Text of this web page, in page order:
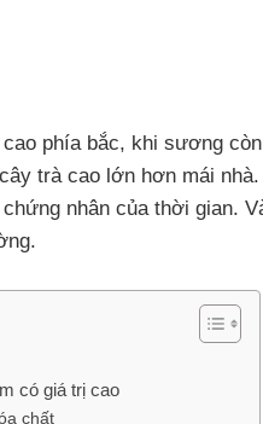
phía bắc, khi sương
trà cao lớn hơn mái
nhân của thời gian.
có giá trị cao
chất